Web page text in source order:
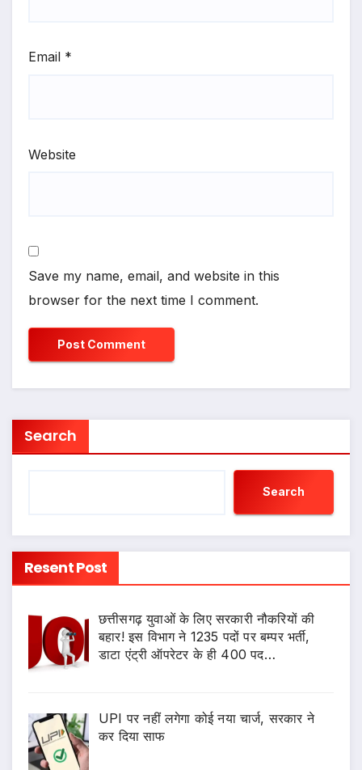
Email *
Website
Save my name, email, and website in this
browser for the next time I comment.
Search
Search
Resent Post
छत्तीसगढ़ युवाओं के लिए सरकारी नौकरियों की
बहार! इस विभाग ने 1235 पदों पर बम्पर भर्ती,
डाटा एंट्री ऑपरेटर के ही 400 पद…
UPI पर नहीं लगेगा कोई नया चार्ज, सरकार ने
कर दिया साफ